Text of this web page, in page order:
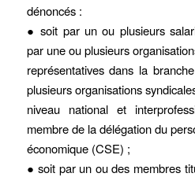
dénoncés :
● soit par un ou plusieurs
par une ou plusieurs
représentatives dans la
plusieurs organisations
niveau national et
membre de la délégation du
économique (CSE) ;
● soit par un ou des membres